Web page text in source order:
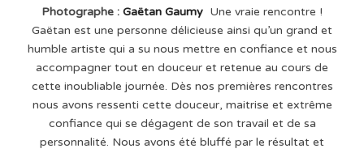
Photographe : Gaëtan Gaumy Une vraie rencontre !
Gaëtan est une personne délicieuse ainsi qu’un grand et
humble artiste qui a su nous mettre en confiance et nous
accompagner tout en douceur et retenue au cours de
cette inoubliable journée. Dès nos premières rencontres
nous avons ressenti cette douceur, maitrise et extrême
confiance qui se dégagent de son travail et de sa
personnalité. Nous avons été bluffé par le résultat et